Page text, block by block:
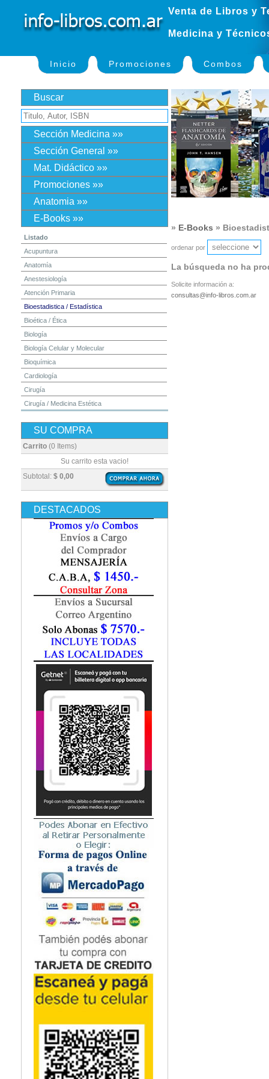
Venta de Libros y
Medicina y
Inicio Promociones Combos
Buscar
Sección Medicina »»
Sección General »»
Mat. Didáctico »»
Promociones »»
Anatomia »»
E-Books »»
Listado
Acupuntura
Anatomía
Anestesiología
Atención Primaria
Bioestadistica / Estadística
Bioética / Ética
Biología
Biología Celular y Molecular
Bioquímica
Cardiología
Cirugía
Cirugía / Medicina Estética
Dermatología
Diagnóstico por Imagen / Radiología
Embriología
Enfermería
Epidemiología
Farmacia / Farmacología
Fisiatría / Kinesiología
Fisiología / Fisiopatología
Fonoaudiología
Gastroenterología
Geriatría
Ginecología / Obstetricia
Hematología
Histología
Homeopatía
Infectología
Inmunología
Instrumentación Quirurgica
Medicina del Deporte / Rehabilitación
Medicina Emergencias / Urgencias
Medicina Forense / Legal
Medicina General
Medicina Interna
Microbiología
Nefrología
Neonatología / Pediatría
Neumología
Neuroanatomía / Neurociencia
Neurocirugía
Neurología
Nutrición
Odontología
Oftalmología
Oncología / Cuidados Paliativos
Ortopedía / Traumatología
Osteopatía
Otorrinolaringología
Podología
Psicología
Psiquiatría
Química
SU COMPRA
Carrito (0 Items)
Subtotal: $ 0,00
Su carrito esta vacio!
DESTACADOS
» E-Books »
ordenar por
La búsqueda no ha
Solicite información a:
consultas@info-libros.com.ar